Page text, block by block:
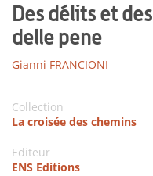
Des délits et
delle pene
Gianni FRANCIONI
Collection
La croisée des chemins
Editeur
ENS Editions